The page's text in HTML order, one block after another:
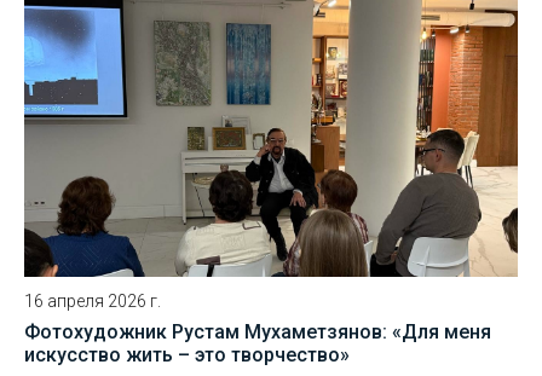
16 апреля 2026 г.
Фотохудожник Рустам Мухаметзянов: «Для меня
искусство жить – это творчество»